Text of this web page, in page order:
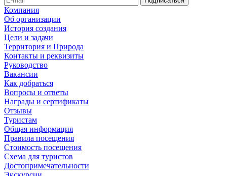
Компания
Об организации
История создания
Цели и задачи
Территория и Природа
Контакты и реквизиты
Руководство
Вакансии
Как добраться
Вопросы и ответы
Награды и сертификаты
Отзывы
Туристам
Общая информация
Правила посещения
Стоимость посещения
Схема для туристов
Достопримечательности